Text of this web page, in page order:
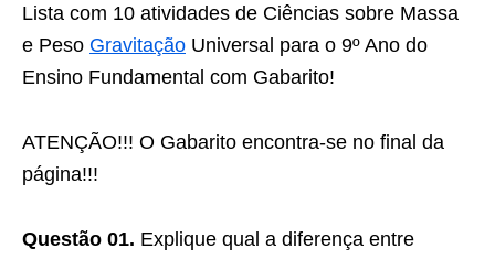
Lista com 10 atividades de Ciências sobre Massa
e Peso Gravitação Universal para o 9º Ano do
Ensino Fundamental com Gabarito!
ATENÇÃO!!! O Gabarito encontra-se no final da
página!!!
Questão 01. Explique qual a diferença entre